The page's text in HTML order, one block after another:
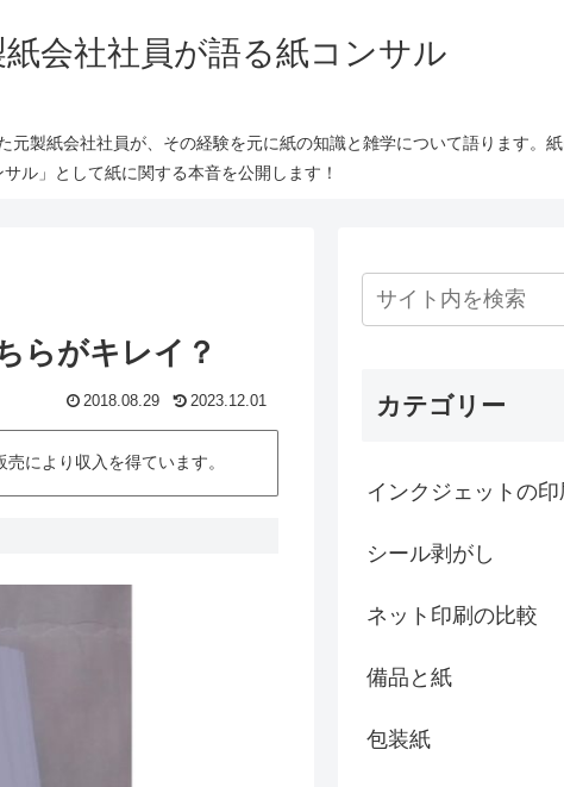
会社社員が語る紙コンサル
製紙会社社員が、その経験を元に紙の知識と雑学について語ります。
ル」として紙に関する本音を公開します！
らがキレイ？
2018.08.29 2023.12.01
により収入を得ています。
カテゴリー
インクジェットの印
シール剥がし
ネット印刷の比較
備品と紙
包装紙